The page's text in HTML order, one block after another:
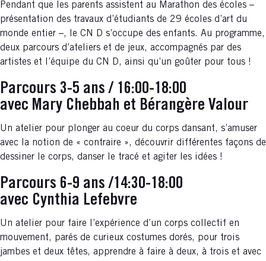
Pendant que les parents assistent au Marathon des écoles –
présentation des travaux d’étudiants de 29 écoles d’art du
monde entier –, le CN D s’occupe des enfants. Au programme,
deux parcours d’ateliers et de jeux, accompagnés par des
artistes et l’équipe du CN D, ainsi qu’un goûter pour tous !
Parcours 3-5 ans / 16:00-18:00
avec Mary Chebbah et Bérangère Valour
Un atelier pour plonger au coeur du corps dansant, s’amuser
avec la notion de « contraire », découvrir différentes façons de
dessiner le corps, danser le tracé et agiter les idées !
Parcours 6-9 ans /14:30-18:00
avec Cynthia Lefebvre
Un atelier pour faire l’expérience d’un corps collectif en
mouvement, parés de curieux costumes dorés, pour trois
jambes et deux têtes, apprendre à faire à deux, à trois et avec